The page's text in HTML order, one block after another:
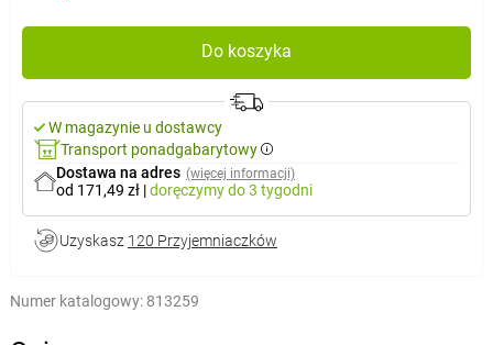
Do koszyka
W magazynie u dostawcy
Transport ponadgabarytowy
Dostawa na adres (więcej informacji)
od 171,49 zł |doręczymydo 3 tygodni
Uzyskasz 120 Przyjemniaczków
Numer katalogowy: 813259